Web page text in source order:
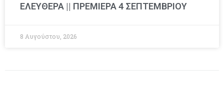
ΕΛΕΥΘΕΡΑ || ΠΡΕΜΙΕΡΑ 4 ΣΕΠΤΕΜΒΡΙΟΥ
8 Αυγούστου, 2026